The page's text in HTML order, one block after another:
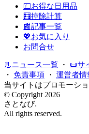
💴お得な日用品
🧮控除計算
📰記事一覧
💖お気に入り
お問合せ
📃ニュース一覧 ・ 📜サ
・ 免責事項 ・ 運営者情
当サイトはプロモーシ
© Copyright 2026
さとなび.
All rights reserved.